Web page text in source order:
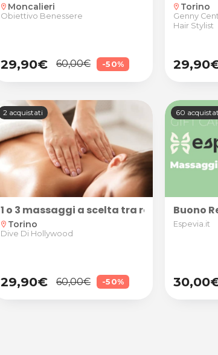
location_on Moncalieri
Obiettivo Benessere
29,90€ 60,00€ -50%
location_on Torino
Genny
Hair Stylist
2 acquistati
1 o 3 massaggi a scelta tra relax,
location_on Torino
Dive Di Hollywood
29,90€ 60,00€ -50%
60
Buono
Espevia.it